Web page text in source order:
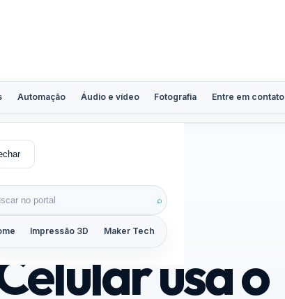
Automação Áudio e vídeo Fotografia Entre em contato
por: ⌕
Impressão 3D Maker Tech
usa o